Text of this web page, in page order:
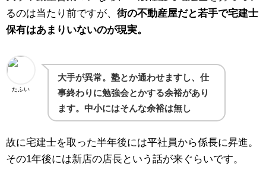
るのは当たり前ですが、 街の不動産屋だと若手で宅建士
保有はあまりいないのが現実。
たふい
大手が異常。塾とか通わせますし、仕
事終わりに勉強会とかする余裕があり
ます。中小にはそんな余裕は無し
故に宅建士を取った半年後には平社員から係長に昇進。
その1年後には新店の店長という話が来ぐらいです。